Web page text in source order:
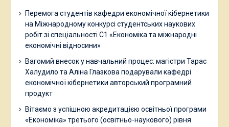
Перемога студентів кафедри економічної кібернетики
на Міжнародному конкурсі студентських наукових
робіт зі спеціальності С1 «Економіка та міжнародні
економічні відносини»
Вагомий внесок у навчальний процес: магістри Тарас
Халудило та Аліна Глазкова подарували кафедрі
економічної кібернетики авторський програмний
продукт
Вітаємо з успішною акредитацією освітньої програми
«Економіка» третього (освітньо-наукового) рівня